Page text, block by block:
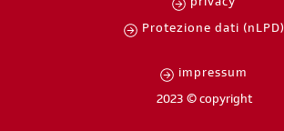
privacy
Protezione dati (nLPD)
impressum
2023 © copyright